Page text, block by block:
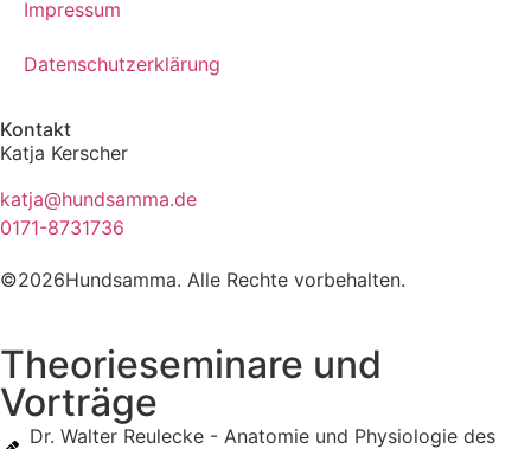
Impressum
Datenschutzerklärung
Kontakt
Katja Kerscher
katja@hundsamma.de
0171-8731736
©2026Hundsamma. Alle Rechte vorbehalten.
Theorieseminare und
Vorträge
Dr. Walter Reulecke - Anatomie und Physiologie des